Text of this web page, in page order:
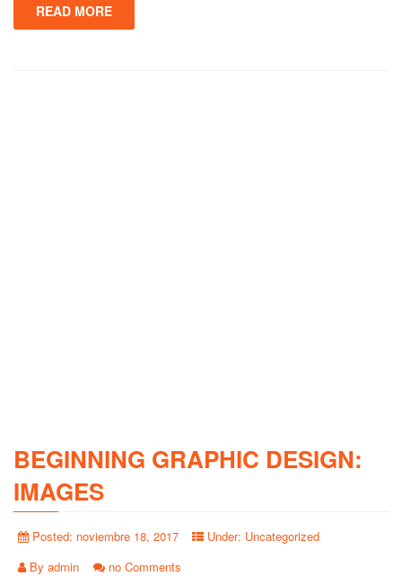
READ MORE
BEGINNING GRAPHIC DESIGN:
IMAGES
Posted: noviembre 18, 2017 Under: Uncategorized
By admin no Comments